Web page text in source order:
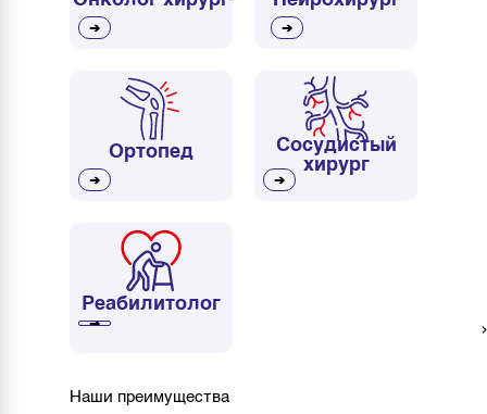
Реабилитолог
➔
Сосудистый
хирург
➔
Ортопед
➔
➔
➔
Наши преимущества